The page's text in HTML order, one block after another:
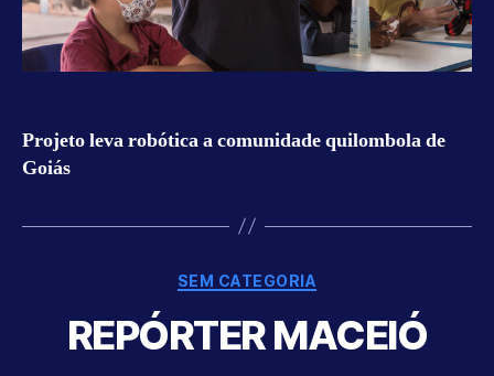
Projeto leva robótica a comunidade quilombola de
Goiás
Categories
SEM CATEGORIA
REPÓRTER MACEIÓ